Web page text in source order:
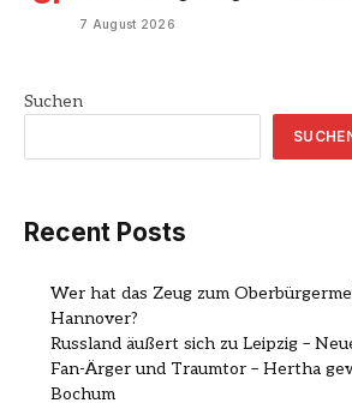
7 August 2026
Suchen
Recent Posts
Wer hat das Zeug zum
Hannover?
Russland äußert sich zu Leipzig –
Fan-Ärger und Traumtor – Hertha
Bochum